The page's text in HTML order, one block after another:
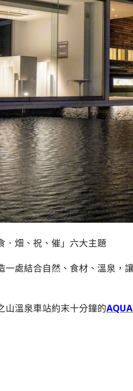
．畑、祝、催」六大主題
處結合自然、食材、溫泉，
山溫泉車站約末十分鐘的